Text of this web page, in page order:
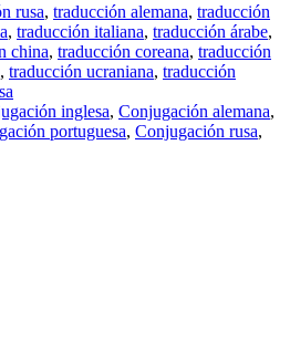
rusa, traducción alemana, traducción
, traducción italiana, traducción árabe,
china, traducción coreana, traducción
, traducción ucraniana, traducción
inglesa, Conjugación alemana,
portuguesa, Conjugación rusa,